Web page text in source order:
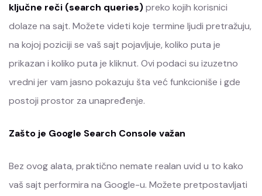
ključne reči (search queries)preko kojih korisnici
dolaze na sajt. Možete videti koje termine ljudi pretražuju,
na kojoj poziciji se vaš sajt pojavljuje, koliko puta je
prikazan i koliko puta je kliknut. Ovi podaci su izuzetno
vredni jer vam jasno pokazuju šta već funkcioniše i gde
postoji prostor za unapređenje.
Zašto je Google Search Console važan
Bez ovog alata, praktično nemate realan uvid u to kako
vaš sajt performira na Google-u. Možete pretpostavljati